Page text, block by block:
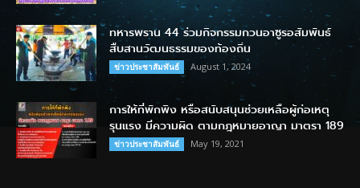
ทหารพราน 44 ร่วมกิจกรรมกวนอาซูรอสัมพันธ์
สืบสานวัฒนธรรมของท้องถิ่น
ข่าวประชาสัมพันธ์ August 1, 2024
การให้ที่พักพิง หรือสนับสนุนช่วยเหลือผู้ก่อเหตุ
รุนแรง มีความผิด ตามกฎหมายอาญา มาตรา 189
ข่าวประชาสัมพันธ์ May 19, 2021